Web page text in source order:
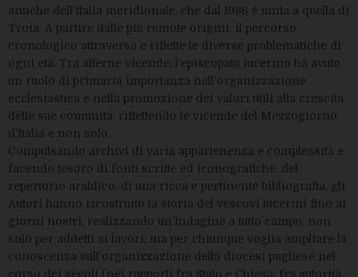
antiche dell’Italia meridionale, che dal 1986 è unita a quella di
Troia. A partire dalle più remote origini, il percorso
cronologico attraversa e riflette le diverse problematiche di
ogni età. Tra alterne vicende, l’episcopato lucerino ha avuto
un ruolo di primaria importanza nell’organizzazione
ecclesiastica e nella promozione dei valori utili alla crescita
delle sue comunità, riflettendo le vicende del Mezzogiorno
d’Italia e non solo.
Compulsando archivi di varia appartenenza e complessità e
facendo tesoro di fonti scritte ed iconografiche, del
repertorio araldico, di una ricca e pertinente bibliografia, gli
Autori hanno ricostruito la storia del vescovi lucerini fino ai
giorni nostri, realizzando un’indagine a tutto campo, non
solo per addetti ai lavori, ma per chiunque voglia ampliare la
conoscenza sull’organizzazione della diocesi pugliese nel
corso dei secoli (nei rapporti fra Stato e Chiesa, fra autorità